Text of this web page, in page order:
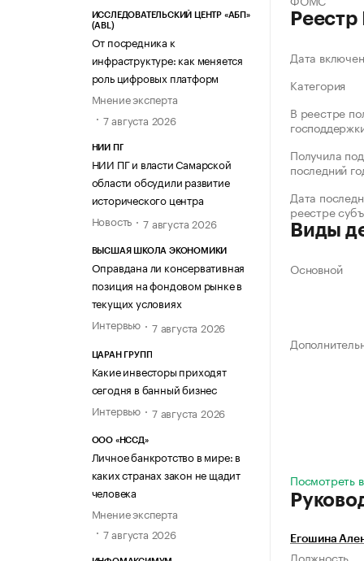
ИССЛЕДОВАТЕЛЬСКИЙ ЦЕНТР «АБП»
(ABL)
От посредника к
инфраструктуре: как меняется
роль цифровых платформ
Мнение эксперта
7 августа 2026
НИИ ПГ
НИИ ПГ и власти Самарской
области обсудили развитие
исторического центра
Новость
7 августа 2026
ВЫСШАЯ ШКОЛА ЭКОНОМИКИ
Оправдана ли консервативная
позиция на фондовом рынке в
текущих условиях
Интервью
7 августа 2026
ЦАРАН ГРУПП
Какие инвесторы приходят
сегодня в банный бизнес
Интервью
7 августа 2026
ООО «НССД»
Личное банкротство в мире: в
каких странах закон не щадит
человека
Мнение эксперта
7 августа 2026
Дата
Категория
В реестре
Получила
последний
Дата
реестре
Виды
Основной
Посмотреть
Егошина
Должность